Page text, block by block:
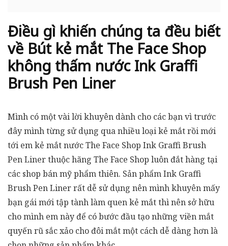
Điều gì khiến chúng ta đều biết
về Bút kẻ mắt The Face Shop
không thấm nước Ink Graffi
Brush Pen Liner
Mình có một vài lời khuyên dành cho các bạn vì trước
đây mình từng sử dụng qua nhiều loại kẻ mắt rồi mới
tới em kẻ mắt nước The Face Shop Ink Graffi Brush
Pen Liner thuộc hãng The Face Shop luôn đắt hàng tại
các shop bán mỹ phẩm thiên. Sản phẩm Ink Graffi
Brush Pen Liner rất dễ sử dụng nên mình khuyên mấy
bạn gái mới tập tành làm quen kẻ mắt thì nên sở hữu
cho mình em này để có bước đầu tạo những viền mắt
quyến rũ sắc xảo cho đôi mắt một cách dễ dàng hơn là